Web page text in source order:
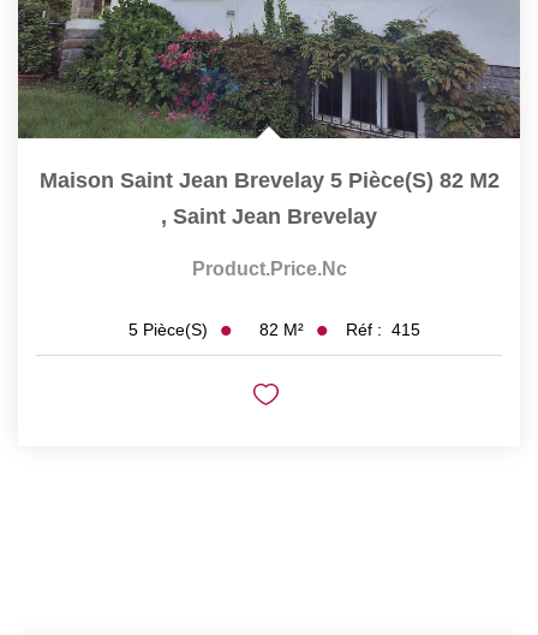
CONTACT
EN
Maison Saint Jean Brevelay 5 Pièce(s) 82 M2
, Saint Jean Brevelay
Product.price.nc
5 Pièce(s) 82 M² Réf : 415